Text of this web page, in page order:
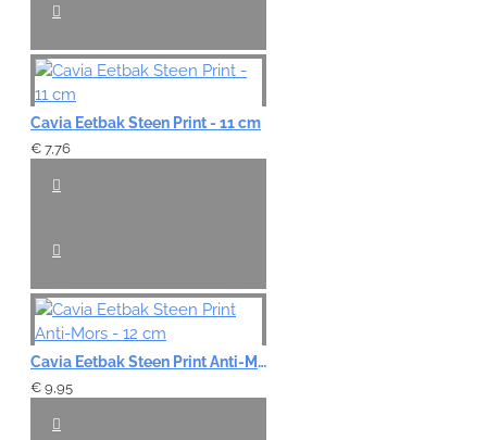
Cavia Eetbak Steen Print - 11 cm
€ 7,76
Cavia Eetbak Steen Print Anti-Mors - 12 cm
€ 9,95